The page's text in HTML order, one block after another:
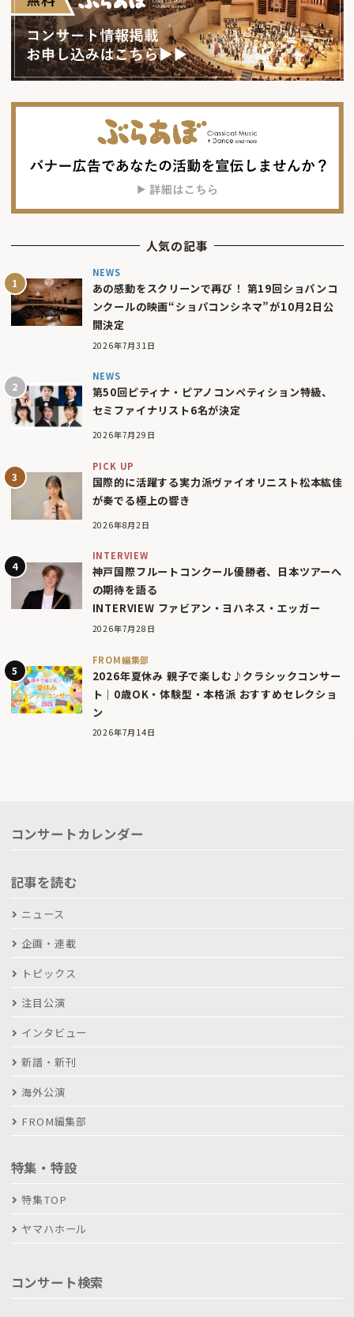
人気の記事
NEWS
あの感動をスクリーンで再び！ 第19回ショパンコ
ンクールの映画“ショパコンシネマ”が10月2日公
開決定
2026年7月31日
NEWS
第50回ピティナ・ピアノコンペティション特級、
セミファイナリスト6名が決定
2026年7月29日
PICK UP
国際的に活躍する実力派ヴァイオリニスト松本紘佳
が奏でる極上の響き
2026年8月2日
INTERVIEW
神戸国際フルートコンクール優勝者、日本ツアーへ
の期待を語る
INTERVIEW ファビアン・ヨハネス・エッガー
2026年7月28日
FROM編集部
2026年夏休み 親子で楽しむ♪クラシックコンサー
ト｜0歳OK・体験型・本格派 おすすめセレクショ
ン
2026年7月14日
コンサートカレンダー
記事を読む
ニュース
企画・連載
トピックス
注目公演
インタビュー
新譜・新刊
海外公演
FROM編集部
特集・特設
特集TOP
ヤマハホール
コンサート検索